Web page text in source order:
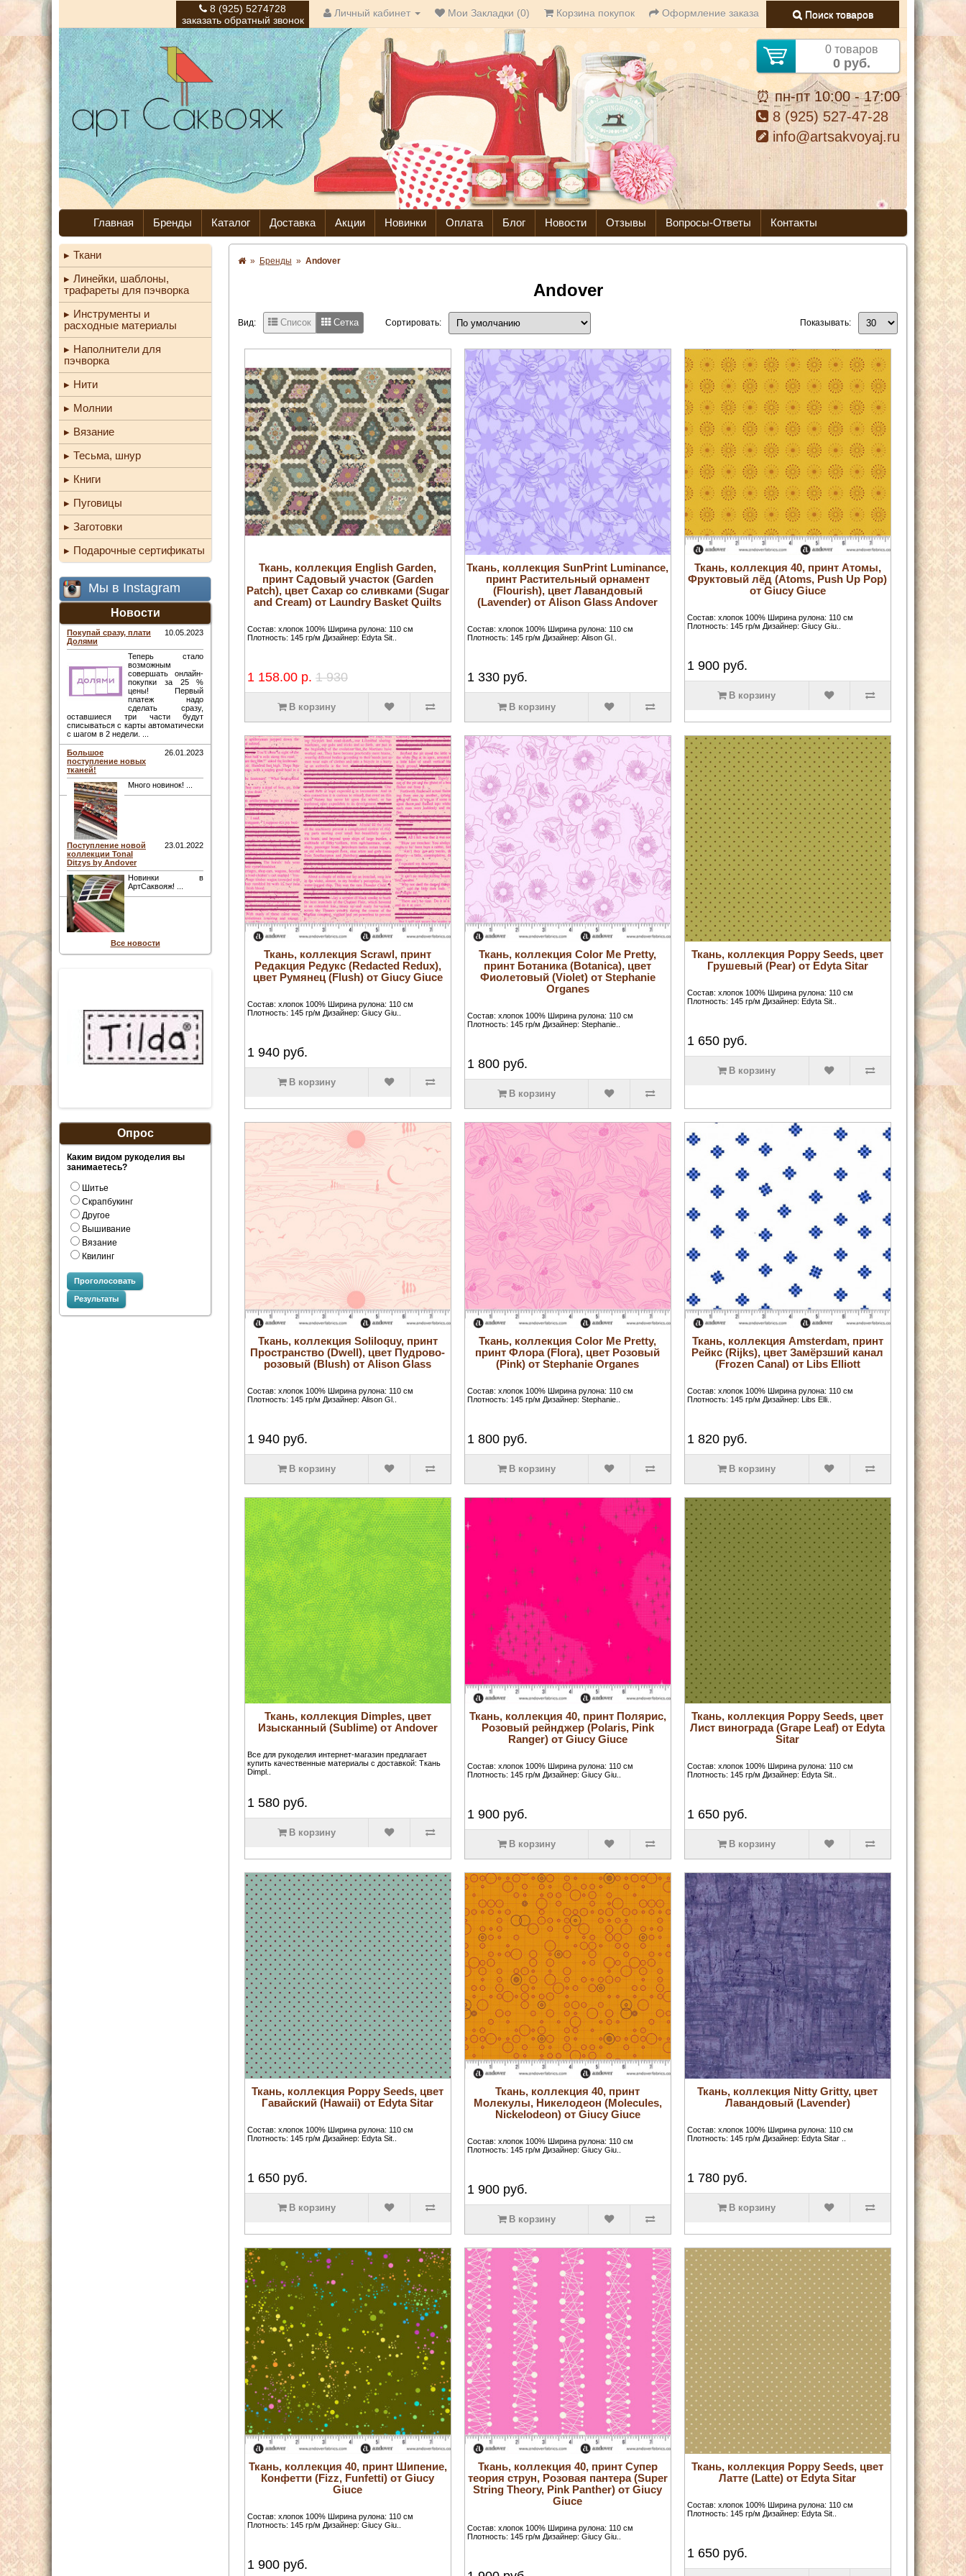
8 (925) 5274728
заказать обратный звонок
Личный кабинет Мои Закладки (0) Корзина покупок Оформление заказа Поиск товаров
0 товаров
0 руб.
⏰ пн-пт 10:00 - 17:00
8 (925) 527-47-28
info@artsakvoyaj.ru
Главная Бренды Каталог Доставка Акции Новинки Оплата Блог Новости Отзывы Вопросы-Ответы Контакты
Ткани
Линейки, шаблоны,
трафареты для пэчворка
Инструменты и
расходные материалы
Наполнители для
пэчворка
Нити
Молнии
Вязание
Тесьма, шнур
Книги
Пуговицы
Заготовки
Подарочные сертификаты
Мы в Instagram
Новости
Покупай сразу, плати
Долями
10.05.2023
Теперь стало
возможным
совершать онлайн-
покупки за 25 %
цены! Первый
платеж надо
сделать сразу,
оставшиеся три части будут
списываться с карты автоматически
с шагом в 2 недели. ...
Большое
поступление новых
тканей!
26.01.2023
Много новинок! ...
Поступление новой
коллекции Tonal
Ditzys by Andover
23.01.2022
Новинки в
АртСаквояж! ...
Все новости
Опрос
Каким видом рукоделия вы
занимаетесь?
Шитье
Скрапбукинг
Другое
Вышивание
Вязание
Квилинг
Проголосовать
Результаты
» Бренды » Andover
Andover
Вид: Список Сетка Сортировать: Показывать:
Ткань, коллекция English Garden,
принт Садовый участок (Garden
Patch), цвет Сахар со сливками (Sugar
and Cream) от Laundry Basket Quilts
Состав: хлопок 100% Ширина рулона: 110 см
Плотность: 145 гр/м Дизайнер: Edyta Sit..
1 158.00 р. 1 930
В корзину
Ткань, коллекция SunPrint Luminance,
принт Растительный орнамент
(Flourish), цвет Лавандовый
(Lavender) от Alison Glass Andover
Состав: хлопок 100% Ширина рулона: 110 см
Плотность: 145 гр/м Дизайнер: Alison Gl..
1 330 руб.
В корзину
Ткань, коллекция 40, принт Атомы,
Фруктовый лёд (Atoms, Push Up Pop)
от Giucy Giuce
Состав: хлопок 100% Ширина рулона: 110 см
Плотность: 145 гр/м Дизайнер: Giucy Giu..
1 900 руб.
В корзину
Ткань, коллекция Scrawl, принт
Редакция Редукс (Redacted Redux),
цвет Румянец (Flush) от Giucy Giuce
Состав: хлопок 100% Ширина рулона: 110 см
Плотность: 145 гр/м Дизайнер: Giucy Giu..
1 940руб.
В корзину
Ткань, коллекция Color Me Pretty,
принт Ботаника (Botanica), цвет
Фиолетовый (Violet) от Stephanie
Organes
Состав: хлопок 100% Ширина рулона: 110 см
Плотность: 145 гр/м Дизайнер: Stephanie..
1 800 руб.
В корзину
Ткань, коллекция Poppy Seeds, цвет
Грушевый (Pear) от Edyta Sitar
Состав: хлопок 100% Ширина рулона: 110 см
Плотность: 145 гр/м Дизайнер: Edyta Sit..
1 650 руб.
В корзину
Ткань, коллекция Soliloquy, принт
Пространство (Dwell), цвет Пудрово-
розовый (Blush) от Alison Glass
Состав: хлопок 100% Ширина рулона: 110 см
Плотность: 145 гр/м Дизайнер: Alison Gl..
1 940руб.
В корзину
Ткань, коллекция Color Me Pretty,
принт Флора (Flora), цвет Розовый
(Pink) от Stephanie Organes
Состав: хлопок 100% Ширина рулона: 110 см
Плотность: 145 гр/м Дизайнер: Stephanie..
1 800 руб.
В корзину
Ткань, коллекция Amsterdam, принт
Рейкс (Rijks), цвет Замёрзший канал
(Frozen Canal) от Libs Elliott
Состав: хлопок 100% Ширина рулона: 110 см
Плотность: 145 гр/м Дизайнер: Libs Elli..
1 820 руб.
В корзину
Ткань, коллекция Dimples, цвет
Изысканный (Sublime) от Andover
Все для рукоделия интернет-магазин предлагает
купить качественные материалы с доставкой: Ткань
Dimpl..
1 580руб.
В корзину
Ткань, коллекция 40, принт Полярис,
Розовый рейнджер (Polaris, Pink
Ranger) от Giucy Giuce
Состав: хлопок 100% Ширина рулона: 110 см
Плотность: 145 гр/м Дизайнер: Giucy Giu..
1 900 руб.
В корзину
Ткань, коллекция Poppy Seeds, цвет
Лист винограда (Grape Leaf) от Edyta
Sitar
Состав: хлопок 100% Ширина рулона: 110 см
Плотность: 145 гр/м Дизайнер: Edyta Sit..
1 650 руб.
В корзину
Ткань, коллекция Poppy Seeds, цвет
Гавайский (Hawaii) от Edyta Sitar
Состав: хлопок 100% Ширина рулона: 110 см
Плотность: 145 гр/м Дизайнер: Edyta Sit..
1 650руб.
В корзину
Ткань, коллекция 40, принт
Молекулы, Никелодеон (Molecules,
Nickelodeon) от Giucy Giuce
Состав: хлопок 100% Ширина рулона: 110 см
Плотность: 145 гр/м Дизайнер: Giucy Giu..
1 900 руб.
В корзину
Ткань, коллекция Nitty Gritty, цвет
Лавандовый (Lavender)
Состав: хлопок 100% Ширина рулона: 110 см
Плотность: 145 гр/м Дизайнер: Edyta Sitar ..
1 780 руб.
В корзину
Ткань, коллекция 40, принт Шипение,
Конфетти (Fizz, Funfetti) от Giucy
Giuce
Состав: хлопок 100% Ширина рулона: 110 см
Плотность: 145 гр/м Дизайнер: Giucy Giu..
1 900руб.
Ткань, коллекция 40, принт Супер
теория струн, Розовая пантера (Super
String Theory, Pink Panther) от Giucy
Giuce
Состав: хлопок 100% Ширина рулона: 110 см
Плотность: 145 гр/м Дизайнер: Giucy Giu..
Ткань, коллекция Poppy Seeds, цвет
Латте (Latte) от Edyta Sitar
Состав: хлопок 100% Ширина рулона: 110 см
Плотность: 145 гр/м Дизайнер: Edyta Sit..
1 650 руб.